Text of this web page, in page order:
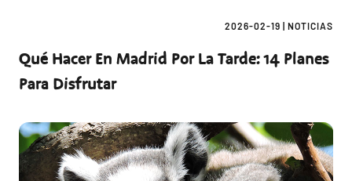
2026-02-19 NOTICIAS
Qué Hacer En Madrid Por La Tarde: 14 Planes
Para Disfrutar